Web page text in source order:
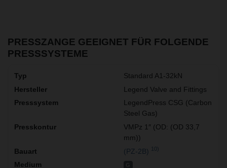
PRESSZANGE GEEIGNET FÜR FOLGENDE
PRESSSYSTEME
Standard A1-32kN
Legend Valve and Fittings
LegendPress CSG (Carbon
Steel Gas)
VMPz 1″ (OD: (OD 33,7
mm))
(PZ-2B)
10)